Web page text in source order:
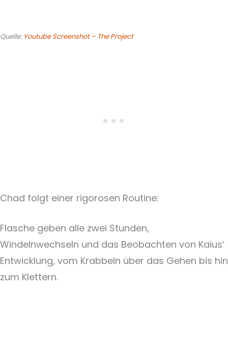
Quelle: Youtube Screenshot – The Project
Chad folgt einer rigorosen Routine:
Flasche geben alle zwei Stunden,
Windelnwechseln und das Beobachten von Kaius‘
Entwicklung, vom Krabbeln über das Gehen bis hin
zum Klettern.